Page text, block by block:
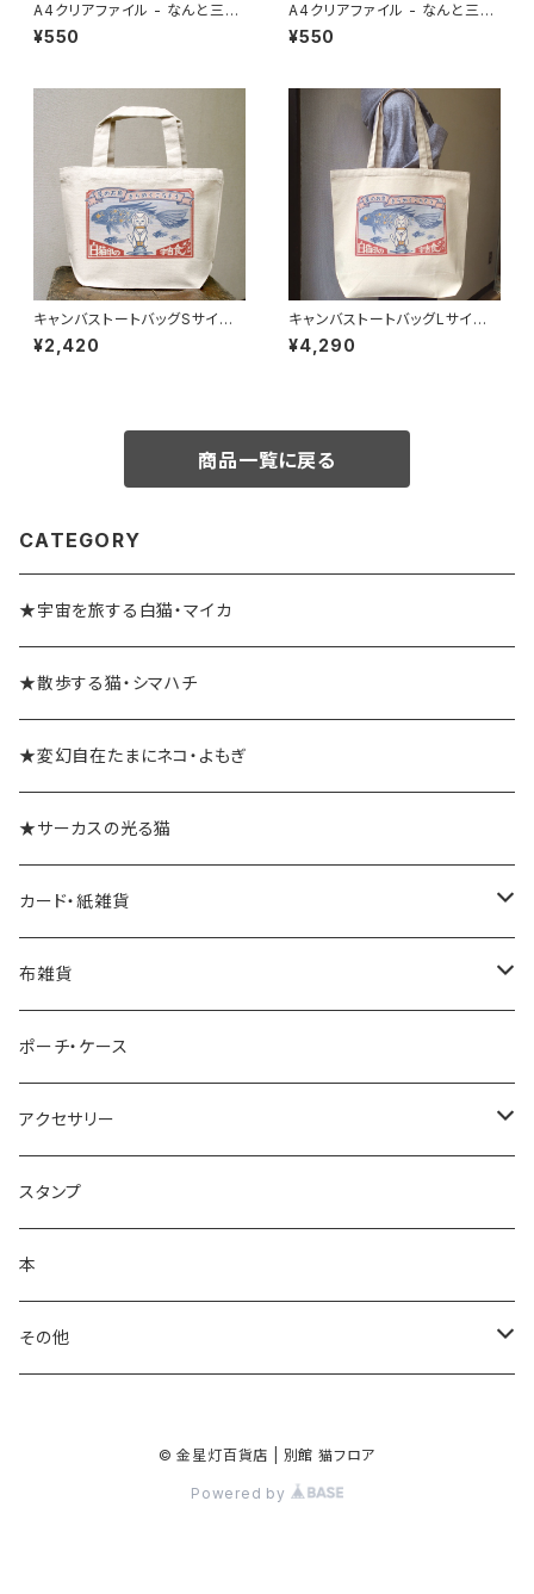
A4クリアファイル - なんと三
角 流星雨
¥550
A4クリアファイル - なんと三
角 火星探検
¥550
キャンバストートバッグSサイズ
- 白猫印の宇宙食 おさかな味
¥2,420
キャンバストートバッグLサイズ -
白猫印の宇宙食 おさかな味
¥4,290
商品一覧に戻る
CATEGORY
★宇宙を旅する白猫・マイカ
★散歩する猫・シマハチ
★変幻自在たまにネコ・よもぎ
★サーカスの光る猫
カード・紙雑貨
ポストカード
レターセット・便箋
ノート・メモ帳
ラッピングペーパー
ポスター
シール・ステッカー
布雑貨
手ぬぐい
手ぬぐいハンカチ
クリーナークロス
バッグ
ポーチ・ケース
アクセサリー
ネックレス
バッジ・ブローチ
キーホルダー
スタンプ
本
その他
© 金星灯百貨店 | 別館 猫フロア
Powered by